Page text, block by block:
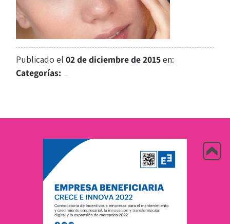
Publicado el02 de diciembre de 2015en:
Categorías: